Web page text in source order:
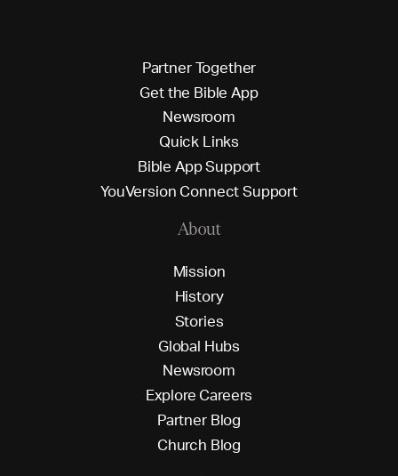
Partner Together
Getthe Bible App
Newsroom
Quick L inks
Bible AppSupport
YouVersion ConnectSupport
About
Mission
History
Stories
Global Hubs
Newsroom
Explore Careers
Partner Blog
Church Blog